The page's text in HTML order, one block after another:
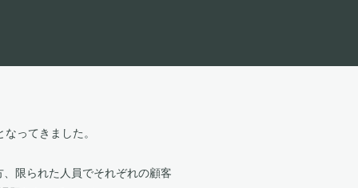
ってきました。
限られた人員でそれぞれの顧客